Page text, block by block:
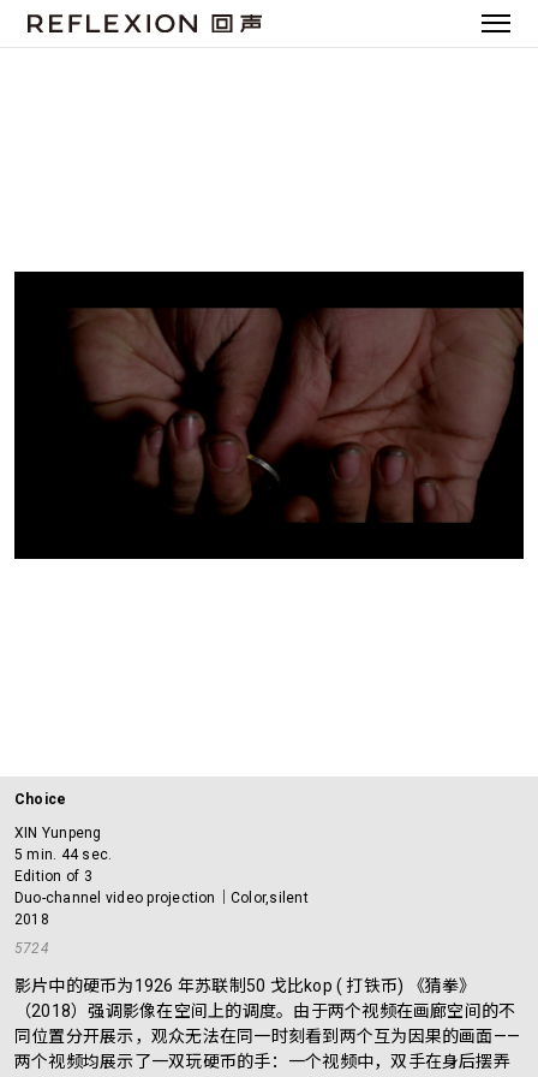
Choice
XIN Yunpeng
5 min. 44 sec.
Edition of 3
Duo-channel video projection｜Color,silent
2018
5724
影片中的硬币为1926 年苏联制50 戈比kop ( 打铁币) 《猜拳》
（2018）强调影像在空间上的调度。由于两个视频在画廊空间的不
同位置分开展示，观众无法在同一时刻看到两个互为因果的画面——
两个视频均展示了一双玩硬币的手：一个视频中，双手在身后摆弄